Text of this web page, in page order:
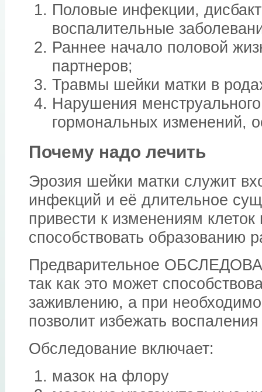
Половые инфекции,
воспалительные
Раннее начало половой
партнеров;
Травмы шейки матки в
Нарушения
гормональных изменений,
Почему надо лечить
Эрозия шейки матки служит
инфекций и её длительное
привести к изменениям
способствовать образованию
Предварительное
так как это может
заживлению, а при
позволит избежать
Обследование включает:
мазок на флору